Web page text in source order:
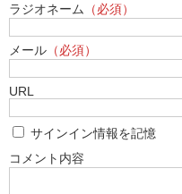
ラジオネーム （必須）
メール （必須）
URL
サインイン情報を記憶
コメント内容